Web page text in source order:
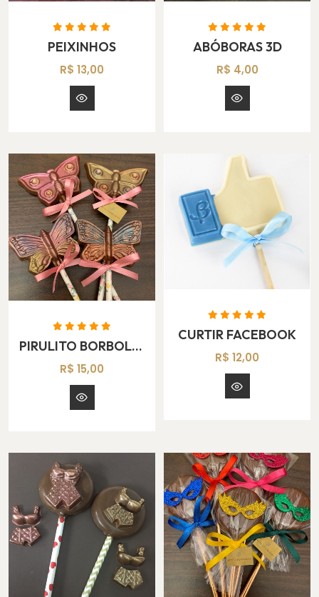
PEIXINHOS
R$ 13,00
ABÓBORAS 3D
R$ 4,00
PIRULITO BORBOLETA
R$ 15,00
CURTIR FACEBOOK
R$ 12,00